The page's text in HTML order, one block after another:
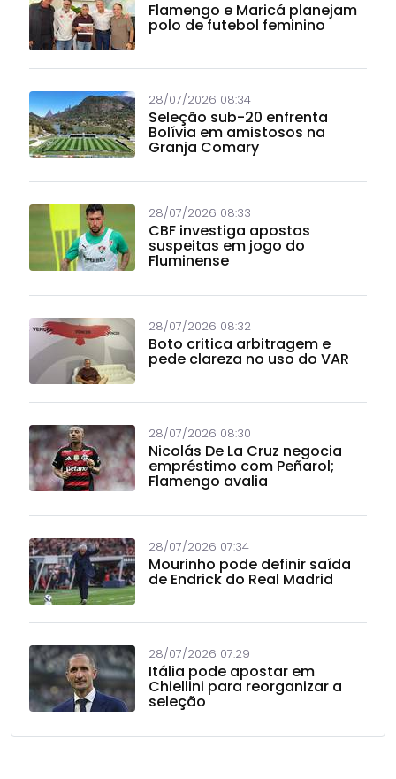
Flamengo e Maricá planejam
polo de futebol feminino
28/07/2026 08:34
Seleção sub-20 enfrenta
Bolívia em amistosos na
Granja Comary
28/07/2026 08:33
CBF investiga apostas
suspeitas em jogo do
Fluminense
28/07/2026 08:32
Boto critica arbitragem e
pede clareza no uso do VAR
28/07/2026 08:30
Nicolás De La Cruz negocia
empréstimo com Peñarol;
Flamengo avalia
28/07/2026 07:34
Mourinho pode definir saída
de Endrick do Real Madrid
28/07/2026 07:29
Itália pode apostar em
Chiellini para reorganizar a
seleção